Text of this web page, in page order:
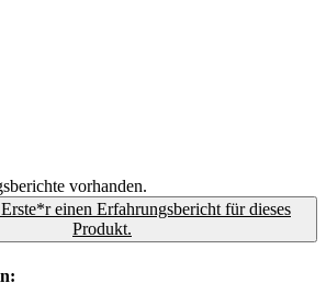
vorhanden.
einen Erfahrungsbericht für dieses
Produkt.